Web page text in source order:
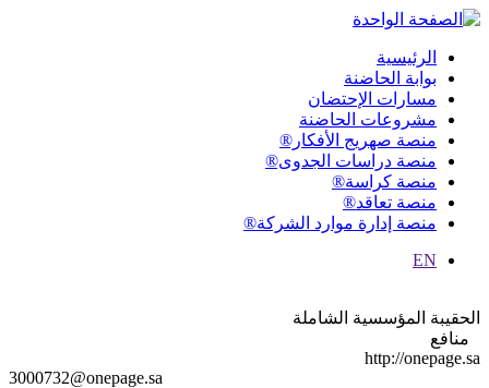
الرئيسية
بوابة الحاضنة
مسارات الإحتضان
مشروعات الحاضنة
منصة صهريج الأفكار®
منصة دراسات الجدوى®
منصة كراسة®
منصة تعاقد®
منصة إدارة موارد الشركة®
EN
الحقيبة المؤسسية الشاملة
منافع
http://onepage.sa
3000732@onepage.sa